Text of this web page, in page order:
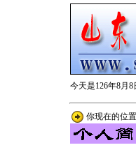
今天是126年8月
你现在的位置